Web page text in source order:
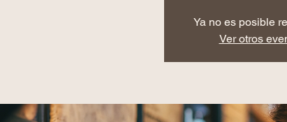
Ya no es posible
Ver otros